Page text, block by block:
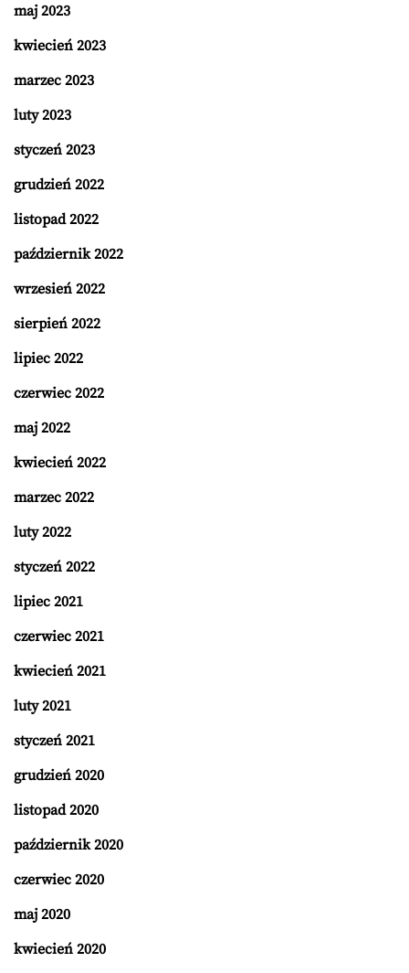
maj 2023
kwiecień 2023
marzec 2023
luty 2023
styczeń 2023
grudzień 2022
listopad 2022
październik 2022
wrzesień 2022
sierpień 2022
lipiec 2022
czerwiec 2022
maj 2022
kwiecień 2022
marzec 2022
luty 2022
styczeń 2022
lipiec 2021
czerwiec 2021
kwiecień 2021
luty 2021
styczeń 2021
grudzień 2020
listopad 2020
październik 2020
czerwiec 2020
maj 2020
kwiecień 2020